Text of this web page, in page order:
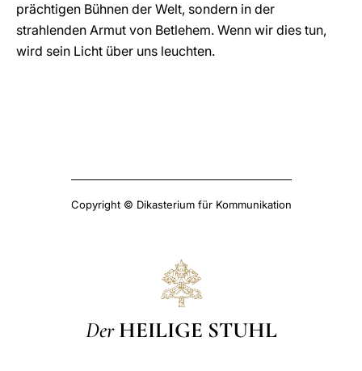
prächtigen Bühnen der Welt, sondern in der
strahlenden Armut von Betlehem. Wenn wir dies tun,
wird sein Licht über uns leuchten.
Copyright © Dikasterium für Kommunikation
Der HEILIGE STUHL